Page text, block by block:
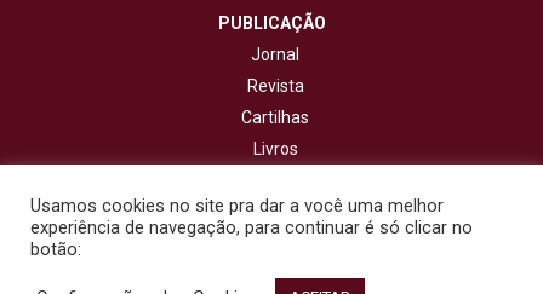
PUBLICAÇÃO
Jornal
Revista
Cartilhas
Livros
CONTATO
Usamos cookies no site pra dar a você uma melhor
experiência de navegação, para continuar é só clicar no
botão: